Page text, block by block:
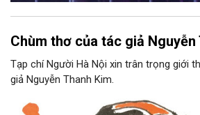
Chùm thơ của tác giả Nguyễn
Tạp chí Người Hà Nội xin trân trọng giới
giả Nguyễn Thanh Kim.